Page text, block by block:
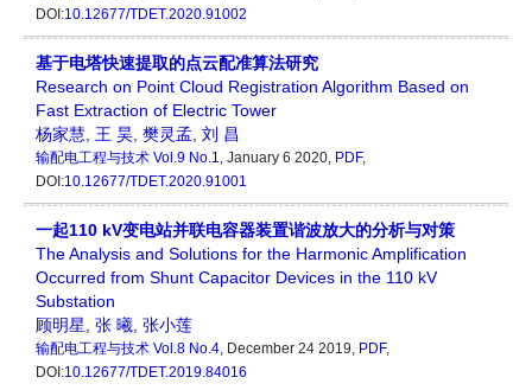
DOI:10.12677/TDET.2020.91002
基于电塔快速提取的点云配准算法研究
Research on Point Cloud Registration Algorithm Based on
Fast Extraction of Electric Tower
杨家慧 王 昊 樊灵孟 刘 昌
输配电工程与技术 Vol.9 No.1, January 6 2020, PDF,
DOI:10.12677/TDET.2020.91001
一起110 kV变电站并联电容器装置谐波放大的分析与对策
The Analysis and Solutions for the Harmonic Amplification
Occurred from Shunt Capacitor Devices in the 110 kV
Substation
顾明星 张 曦 张小莲
输配电工程与技术 Vol.8 No.4, December 24 2019, PDF,
DOI:10.12677/TDET.2019.84016